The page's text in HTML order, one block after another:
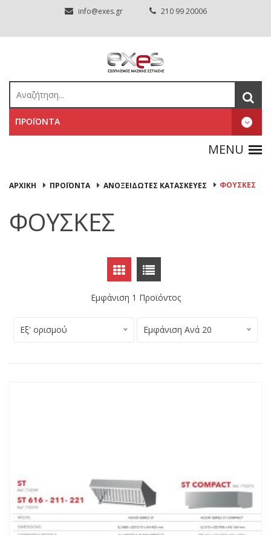
info@exes.gr 210 99 20006
ΠΡΟΪΟΝΤΑ
ΑΡΧΙΚΉ ΠΡΟΪΟΝΤΑ ΑΝΟΞΕΙΔΩΤΕΣ ΚΑΤΑΣΚΕΥΕΣ ΦΟΥΣΚΕΣ
ΦΟΥΣΚΕΣ
Εμφάνιση 1 Προϊόντος
Εξ' ορισμού Εμφάνιση Ανά 20